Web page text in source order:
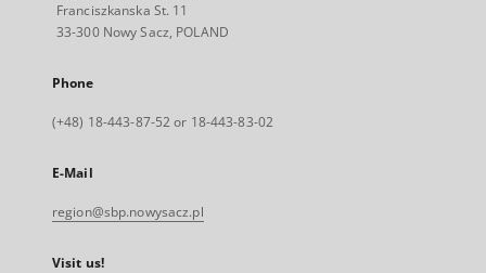
Franciszkanska St. 11
33-300 Nowy Sacz, POLAND
Phone
(+48) 18-443-87-52 or 18-443-83-02
E-Mail
region@sbp.nowysacz.pl
Visit us!